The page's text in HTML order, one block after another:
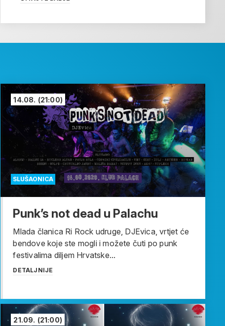
SLUŠAONICA
14.08. (21:00)
Punk’s not dead u Palachu
Mlada članica Ri Rock udruge, DJEvica, vrtjet će
bendove koje ste mogli i možete čuti po punk
festivalima diljem Hrvatske...
DETALJNIJE
21.09. (21:00)